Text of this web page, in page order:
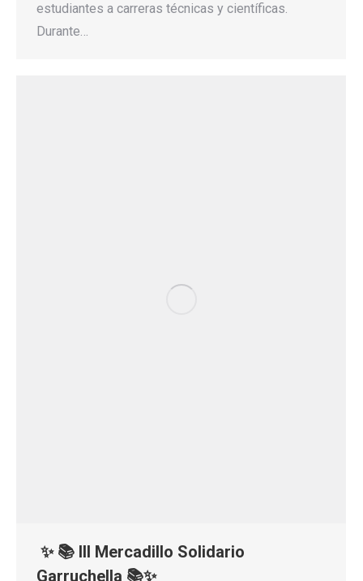
estudiantes a carreras técnicas y científicas.
Durante…
✨ 📚 III Mercadillo Solidario
Garruchella 📚✨